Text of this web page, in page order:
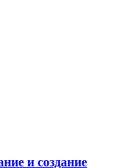
и создание